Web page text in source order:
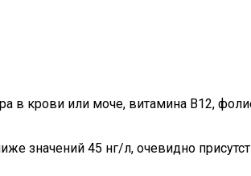
в крови или моче, витамина В12,
значений 45 нг/л, очевидно